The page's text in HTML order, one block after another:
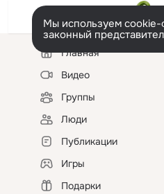
Мы используем cookie-
законный
Левая
колонкаГлавная
Видео
Группы
Люди
Публикации
Игры
Подарки